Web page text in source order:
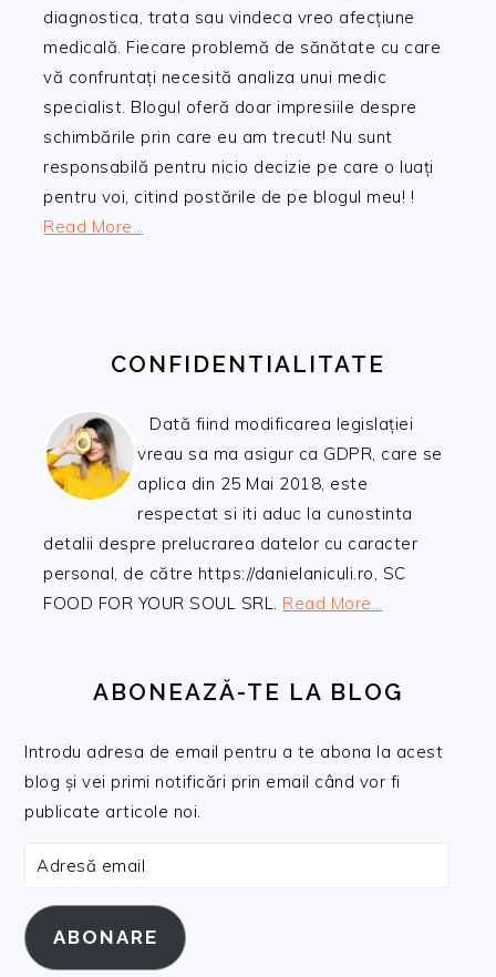
diagnostica, trata sau vindeca vreo afecțiune
medicală. Fiecare problemă de sănătate cu care
vă confruntați necesită analiza unui medic
specialist. Blogul oferă doar impresiile despre
schimbările prin care eu am trecut! Nu sunt
responsabilă pentru nicio decizie pe care o luați
pentru voi, citind postările de pe blogul meu! !
Read More…
CONFIDENTIALITATE
Dată fiind modificarea legislației
vreau sa ma asigur ca GDPR, care se
aplica din 25 Mai 2018, este
respectat si iti aduc la cunostinta
detalii despre prelucrarea datelor cu caracter
personal, de către https://danielaniculi.ro, SC
FOOD FOR YOUR SOUL SRL. Read More…
ABONEAZĂ-TE LA BLOG
Introdu adresa de email pentru a te abona la acest
blog și vei primi notificări prin email când vor fi
publicate articole noi.
Adresă
ABONARE